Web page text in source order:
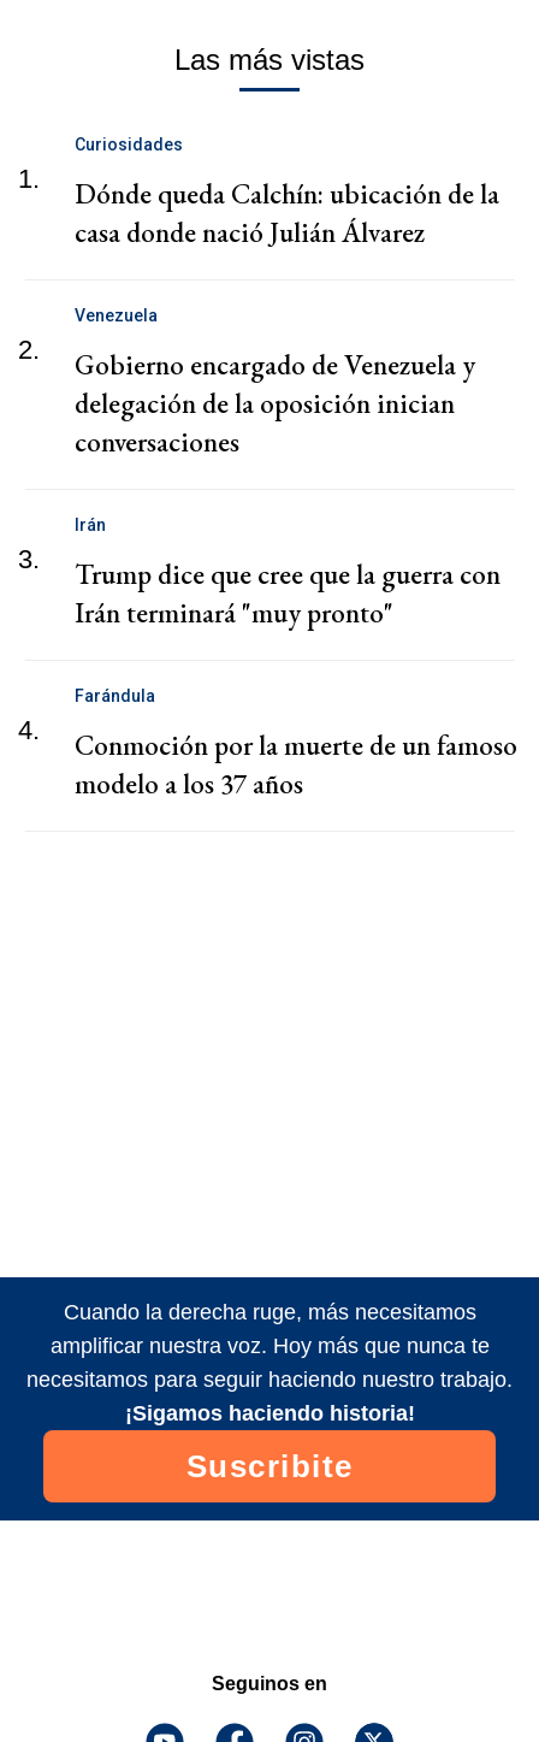
Las más vistas
1.
Curiosidades
Dónde queda Calchín: ubicación de la
casa donde nació Julián Álvarez
2.
Venezuela
Gobierno encargado de Venezuela y
delegación de la oposición inician
conversaciones
3.
Irán
Trump dice que cree que la guerra con
Irán terminará "muy pronto"
4.
Farándula
Conmoción por la muerte de un famoso
modelo a los 37 años
Cuando la derecha ruge, más necesitamos
amplificar nuestra voz. Hoy más que nunca te
necesitamos para seguir haciendo nuestro trabajo.
¡Sigamos haciendo historia!
Suscribite
Seguinos en